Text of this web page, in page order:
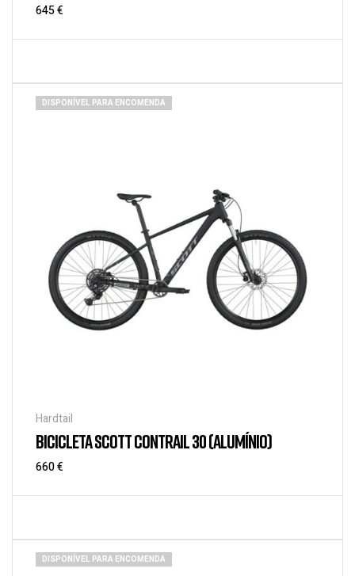
645€
DISPONÍVEL PARA ENCOMENDA
Hardtail
BICICLETA SCOTT CONTRAIL 30 (ALUMÍNIO)
660€
DISPONÍVEL PARA ENCOMENDA